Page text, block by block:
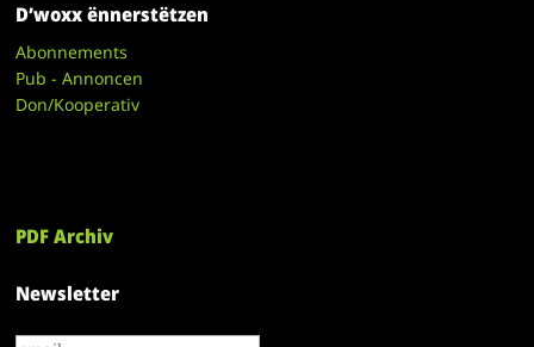
D’woxx ënnerstëtzen
Abonnements
Pub - Annoncen
Don/Kooperativ
PDF Archiv
Newsletter